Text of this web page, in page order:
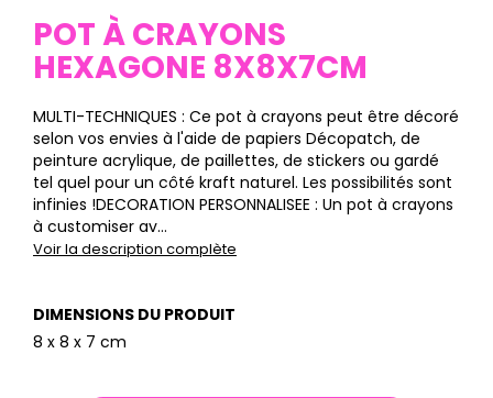
POT À CRAYONS
HEXAGONE 8X8X7CM
MULTI-TECHNIQUES : Ce pot à crayons peut être décoré
selon vos envies à l'aide de papiers Décopatch, de
peinture acrylique, de paillettes, de stickers ou gardé
tel quel pour un côté kraft naturel. Les possibilités sont
infinies !DECORATION PERSONNALISEE : Un pot à crayons
à customiser av...
Voir la description complète
DIMENSIONS DU PRODUIT
8 x 8 x 7 cm